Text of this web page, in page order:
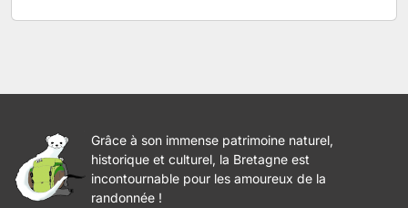
Grâce à son immense patrimoine naturel,
historique et culturel, la Bretagne est
incontournable pour les amoureux de la
randonnée !